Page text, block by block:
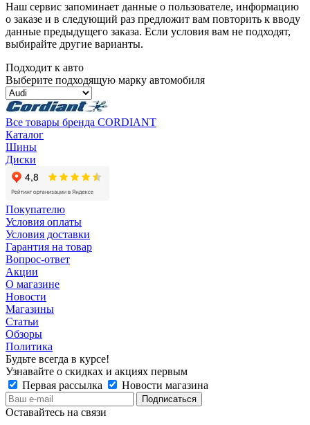
Наш сервис запоминает данные о пользователе, информацию
о заказе и в следующий раз предложит вам повторить к вводу
данные предыдущего заказа. Если условия вам не подходят,
выбирайте другие варианты.
Подходит к авто
Выберите подходящую марку автомобиля
Все товары бренда CORDIANT
Каталог
Шины
Диски
Покупателю
Условия оплаты
Условия доставки
Гарантия на товар
Вопрос-ответ
Акции
О магазине
Новости
Магазины
Статьи
Обзоры
Политика
Будьте всегда в курсе!
Узнавайте о скидках и акциях первым
Первая рассылка
Новости магазина
Оставайтесь на связи